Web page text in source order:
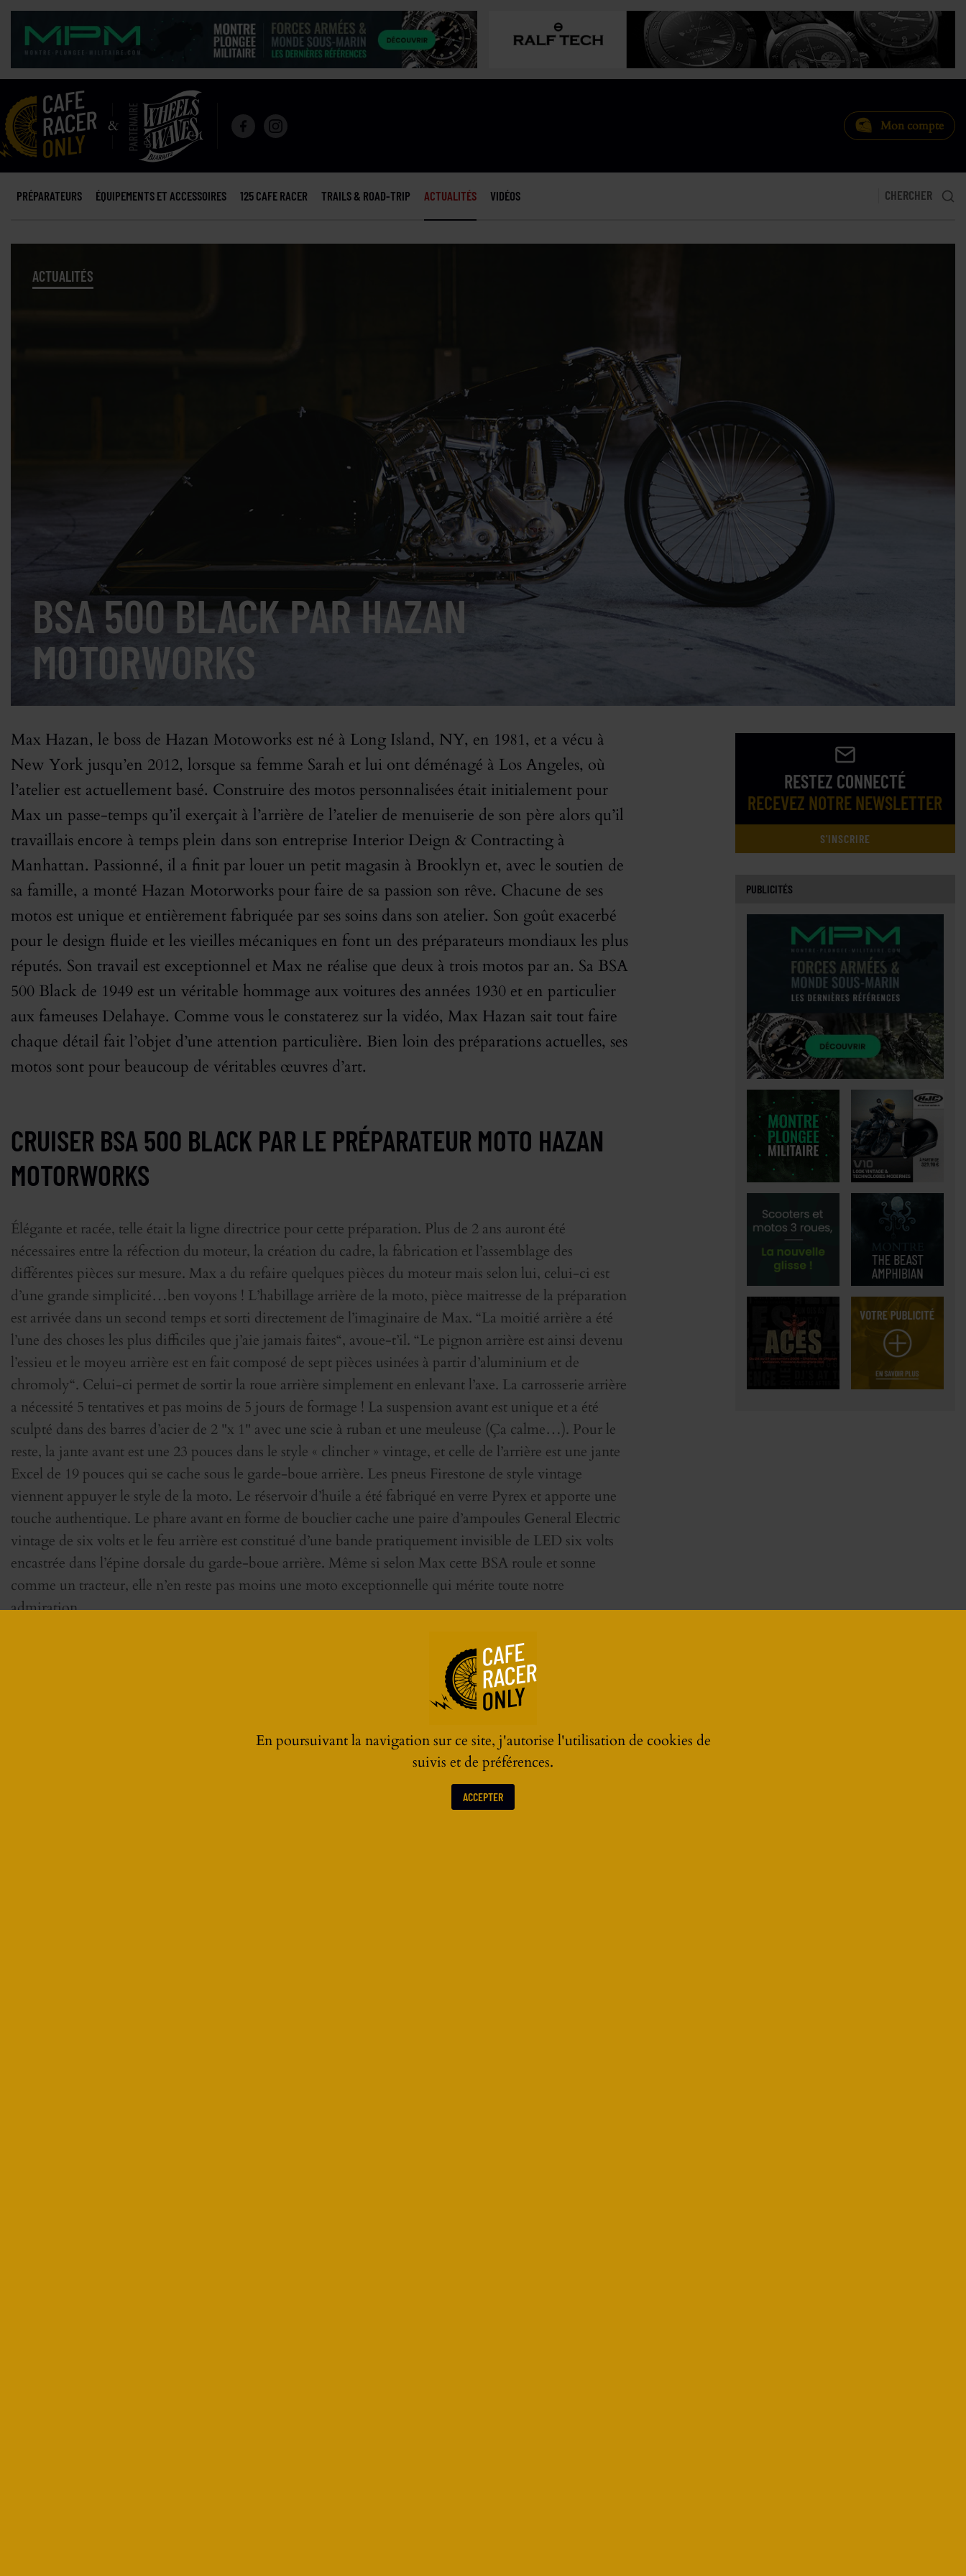
Mon compte
PRÉPARATEURS ÉQUIPEMENTS ET ACCESSOIRES 125 CAFE RACER TRAILS & ROAD-TRIP ACTUALITÉS VIDÉOS CHERCHER
ACTUALITÉS
BSA 500 BLACK PAR HAZAN
MOTORWORKS
Max Hazan, le boss de Hazan Motoworks est né à Long Island, NY, en 1981, et a vécu à
New York jusqu’en 2012, lorsque sa femme Sarah et lui ont déménagé à Los Angeles, où
l’atelier est actuellement basé. Construire des motos personnalisées était initialement pour
Max un passe-temps qu’il exerçait à l’arrière de l’atelier de menuiserie de son père alors qu’il
travaillais encore à temps plein dans son entreprise Interior Deign & Contracting à
Manhattan. Passionné, il a finit par louer un petit magasin à Brooklyn et, avec le soutien de
sa famille, a monté Hazan Motorworks pour faire de sa passion son rêve. Chacune de ses
motos est unique et entièrement fabriquée par ses soins dans son atelier. Son goût exacerbé
pour le design fluide et les vieilles mécaniques en font un des préparateurs mondiaux les plus
réputés. Son travail est exceptionnel et Max ne réalise que deux à trois motos par an. Sa BSA
500 Black de 1949 est un véritable hommage aux voitures des années 1930 et en particulier
aux fameuses Delahaye. Comme vous le constaterez sur la vidéo, Max Hazan sait tout faire
chaque détail fait l’objet d’une attention particulière. Bien loin des préparations actuelles, ses
motos sont pour beaucoup de véritables œuvres d’art.
CRUISER BSA 500 BLACK PAR LE PRÉPARATEUR MOTO HAZAN
MOTORWORKS
Élégante et racée, telle était la ligne directrice pour cette préparation. Plus de 2 ans auront été
nécessaires entre la réfection du moteur, la création du cadre, la fabrication et l’assemblage des
différentes pièces sur mesure. Max a du refaire quelques pièces du moteur mais selon lui, celui-ci est
d’une grande simplicité…ben voyons ! L’habillage arrière de la moto, pièce maitresse de la préparation
est arrivée dans un second temps et sorti directement de l’imaginaire de Max. “La moitié arrière a été
l’une des choses les plus difficiles que j’aie jamais faites“, avoue-t’il. “Le pignon arrière est ainsi devenu
l’essieu et le moyeu arrière est en fait composé de sept pièces usinées à partir d’aluminium et de
chromoly“. Celui-ci permet de sortir la roue arrière simplement en enlevant l’axe. La carrosserie arrière
a nécessité 5 tentatives et pas moins de 5 jours de formage ! La suspension avant est unique et a été
sculpté dans des barres d’acier de 2 "x 1" avec une scie à ruban et une meuleuse (Ça calme…). Pour le
reste, la jante avant est une 23 pouces dans le style « clincher » vintage, et celle de l’arrière est une jante
Excel de 19 pouces qui se cache sous le garde-boue arrière. Les pneus Firestone de style vintage
viennent appuyer le style de la moto. Le réservoir d’huile a été fabriqué en verre Pyrex et apporte une
touche authentique. Le phare avant en forme de bouclier cache une paire d’ampoules General Electric
vintage de six volts et le feu arrière est constitué d’une bande pratiquement invisible de LED six volts
encastrée dans l’épine dorsale du garde-boue arrière. Même si selon Max cette BSA roule et sonne
comme un tracteur, elle n’en reste pas moins une moto exceptionnelle qui mérite toute notre
admiration.
LA GALERIE DE LA BSA 500 BLACK PAR HAZAN MOTORWORKS
RESTEZ CONNECTÉ
RECEVEZ NOTRE NEWSLETTER
S'INSCRIRE
PUBLICITÉS
En poursuivant la navigation sur ce site, j'autorise l'utilisation de cookies de
suivis et de préférences.
ACCEPTER